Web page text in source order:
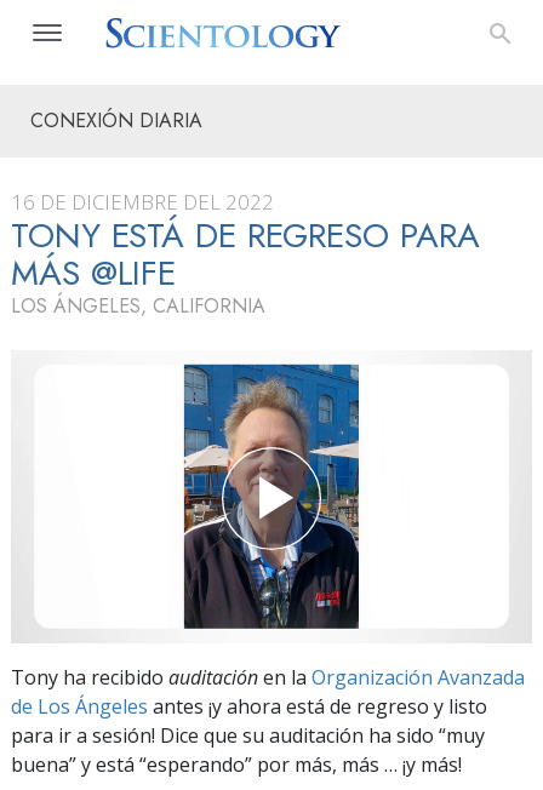
CONEXIÓN DIARIA
16 DE DICIEMBRE DEL 2022
TONY ESTÁ DE REGRESO PARA
MÁS @LIFE
LOS ÁNGELES, CALIFORNIA
Tony ha recibido auditaciónen la Organización Avanzada
de Los Ángeles antes ¡y ahora está de regreso y listo
para ir a sesión! Dice que su auditación ha sido “muy
buena” y está “esperando” por más, más … ¡y más!